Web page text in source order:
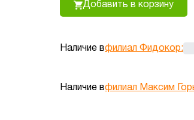
Добавить в корзину
Наличие вфилиал Фидокор:
Наличие вфилиал Максим